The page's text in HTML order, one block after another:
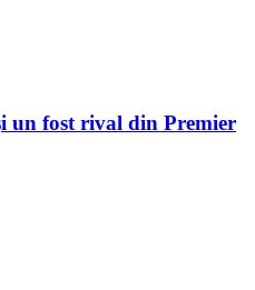
un fost rival din Premier